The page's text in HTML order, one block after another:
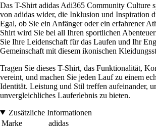
Das T-Shirt adidas Adi365 Community Culture
von adidas wider, die Inklusion und Inspiration
Egal, ob Sie ein Anfänger oder ein erfahrener
Shirt wird Sie bei all Ihren sportlichen
Sie Ihre Leidenschaft für das Laufen und Ihr
Gemeinschaft mit diesem ikonischen
Tragen Sie dieses T-Shirt, das Funktionalität,
vereint, und machen Sie jeden Lauf zu einem
Identität. Leistung und Stil treffen aufeinander,
unvergleichliches Lauferlebnis zu bieten.
Zusätzliche Informationen
Marke
adidas